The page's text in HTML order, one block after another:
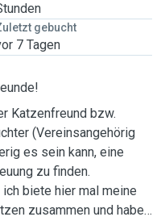
gebucht
7 Tagen
Katzenfreund bzw.
(Vereinsangehörig
es sein kann, eine
zu finden.
biete hier mal meine
zusammen und habe